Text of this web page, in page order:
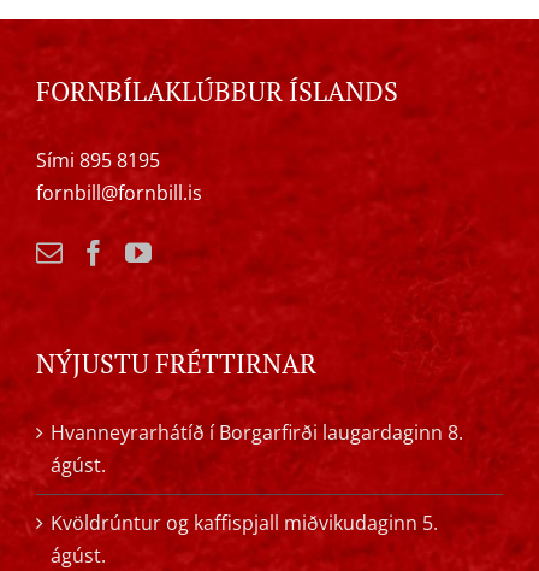
FORNBÍLAKLÚBBUR ÍSLANDS
Sími 895 8195
fornbill@fornbill.is
NÝJUSTU FRÉTTIRNAR
Hvanneyrarhátíð í Borgarfirði laugardaginn 8.
ágúst.
Kvöldrúntur og kaffispjall miðvikudaginn 5.
ágúst.